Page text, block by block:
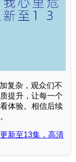
复杂，观众们不
提升，让每一个
体验。相信后续
新至13集，高清